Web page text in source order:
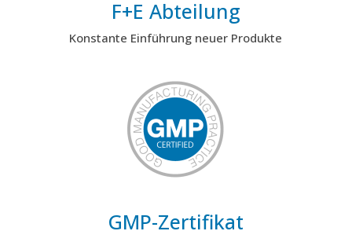
F+E Abteilung
Konstante Einführung neuer Produkte
GMP-Zertifikat